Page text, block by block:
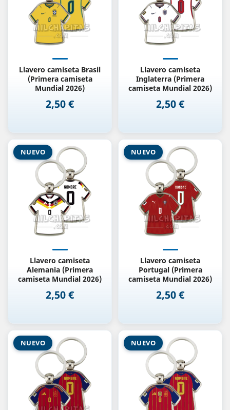
Llavero camiseta Brasil
(Primera camiseta
Mundial 2026)
Precio
2,50 €
Llavero camiseta
Inglaterra (Primera
camiseta Mundial 2026)
Precio
2,50 €
Llavero camiseta
Alemania (Primera
camiseta Mundial 2026)
Precio
2,50 €
NUEVO
Llavero camiseta
Portugal (Primera
camiseta Mundial 2026)
Precio
2,50 €
NUEVO
NUEVO NUEVO